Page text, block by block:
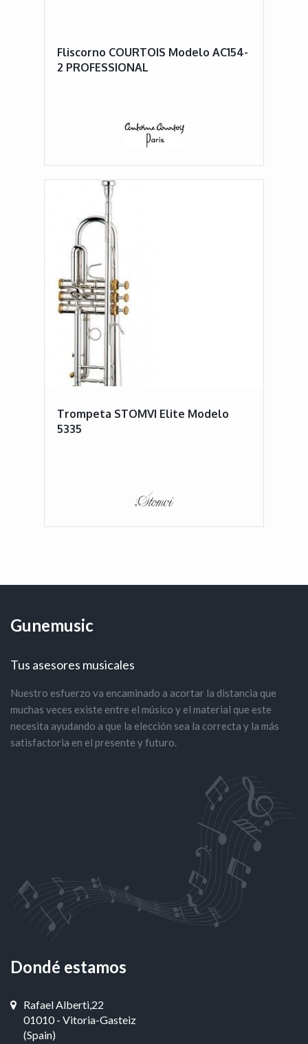
Fliscorno COURTOIS Modelo AC154-
2 PROFESSIONAL
Trompeta STOMVI Elite Modelo
5335
Gunemusic
Tus asesores musicales
Nuestro esfuerzo va encaminado a acortar la distancia que
muchas veces existe entre el músico y el material que este
necesita ayudando a que la elección sea la correcta y la más
satisfactoria en el presente y futuro.
Dondé estamos
Rafael Alberti,22
01010 - Vitoria-Gasteiz
(Spain)